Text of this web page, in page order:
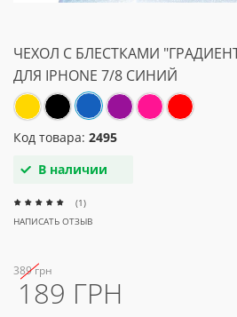
ЧЕХОЛ С БЛЕСТКАМИ
ДЛЯ IPHONE 7/8 СИНИЙ
Код товара: 2495
В наличии
(1)
НАПИСАТЬ ОТЗЫВ
389 грн
189 ГРН